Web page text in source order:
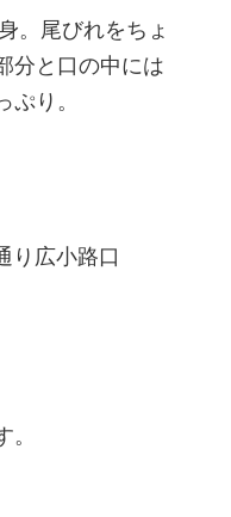
。尾びれをちょ
分と口の中には
り。
り広小路口